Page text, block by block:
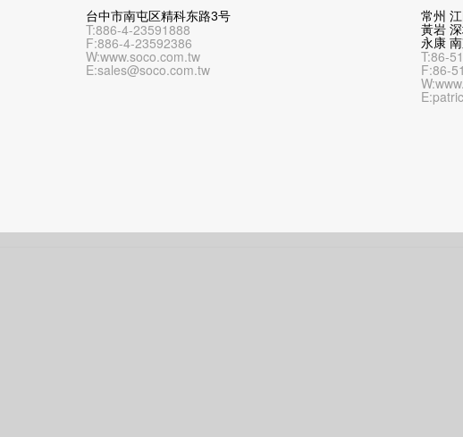
台中市南屯区精科东路3号
T:886-4-23591888
F:886-4-23592386
W:www.soco.com.tw
E:sales@soco.com.tw
常州
黃岩
永康
T:86-
F:86-